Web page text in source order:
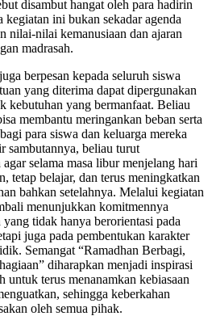
disambut hangat oleh para hadirin
kegiatan ini bukan sekadar agenda
nilai-nilai kemanusiaan dan ajaran
madrasah.
berpesan kepada seluruh siswa
yang diterima dapat dipergunakan
kebutuhan yang bermanfaat. Beliau
membantu meringankan beban serta
para siswa dan keluarga mereka
beliau turut
selama masa libur menjelang hari
tetap belajar, dan terus meningkatkan
bahkan setelahnya. Melalui kegiatan
menunjukkan komitmennya
tidak hanya berorientasi pada
juga pada pembentukan karakter
Semangat “Ramadhan Berbagi,
diharapkan menjadi inspirasi
untuk terus menanamkan kebiasaan
sehingga keberkahan
oleh semua pihak.